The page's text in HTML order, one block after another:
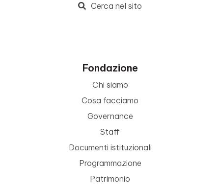
Cerca nel sito
Fondazione
Chi siamo
Cosa facciamo
Governance
Staff
Documenti istituzionali
Programmazione
Patrimonio